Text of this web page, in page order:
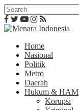
Home
Nasional
Politik
Metro
Daerah
Hukum & HAM
Korupsi